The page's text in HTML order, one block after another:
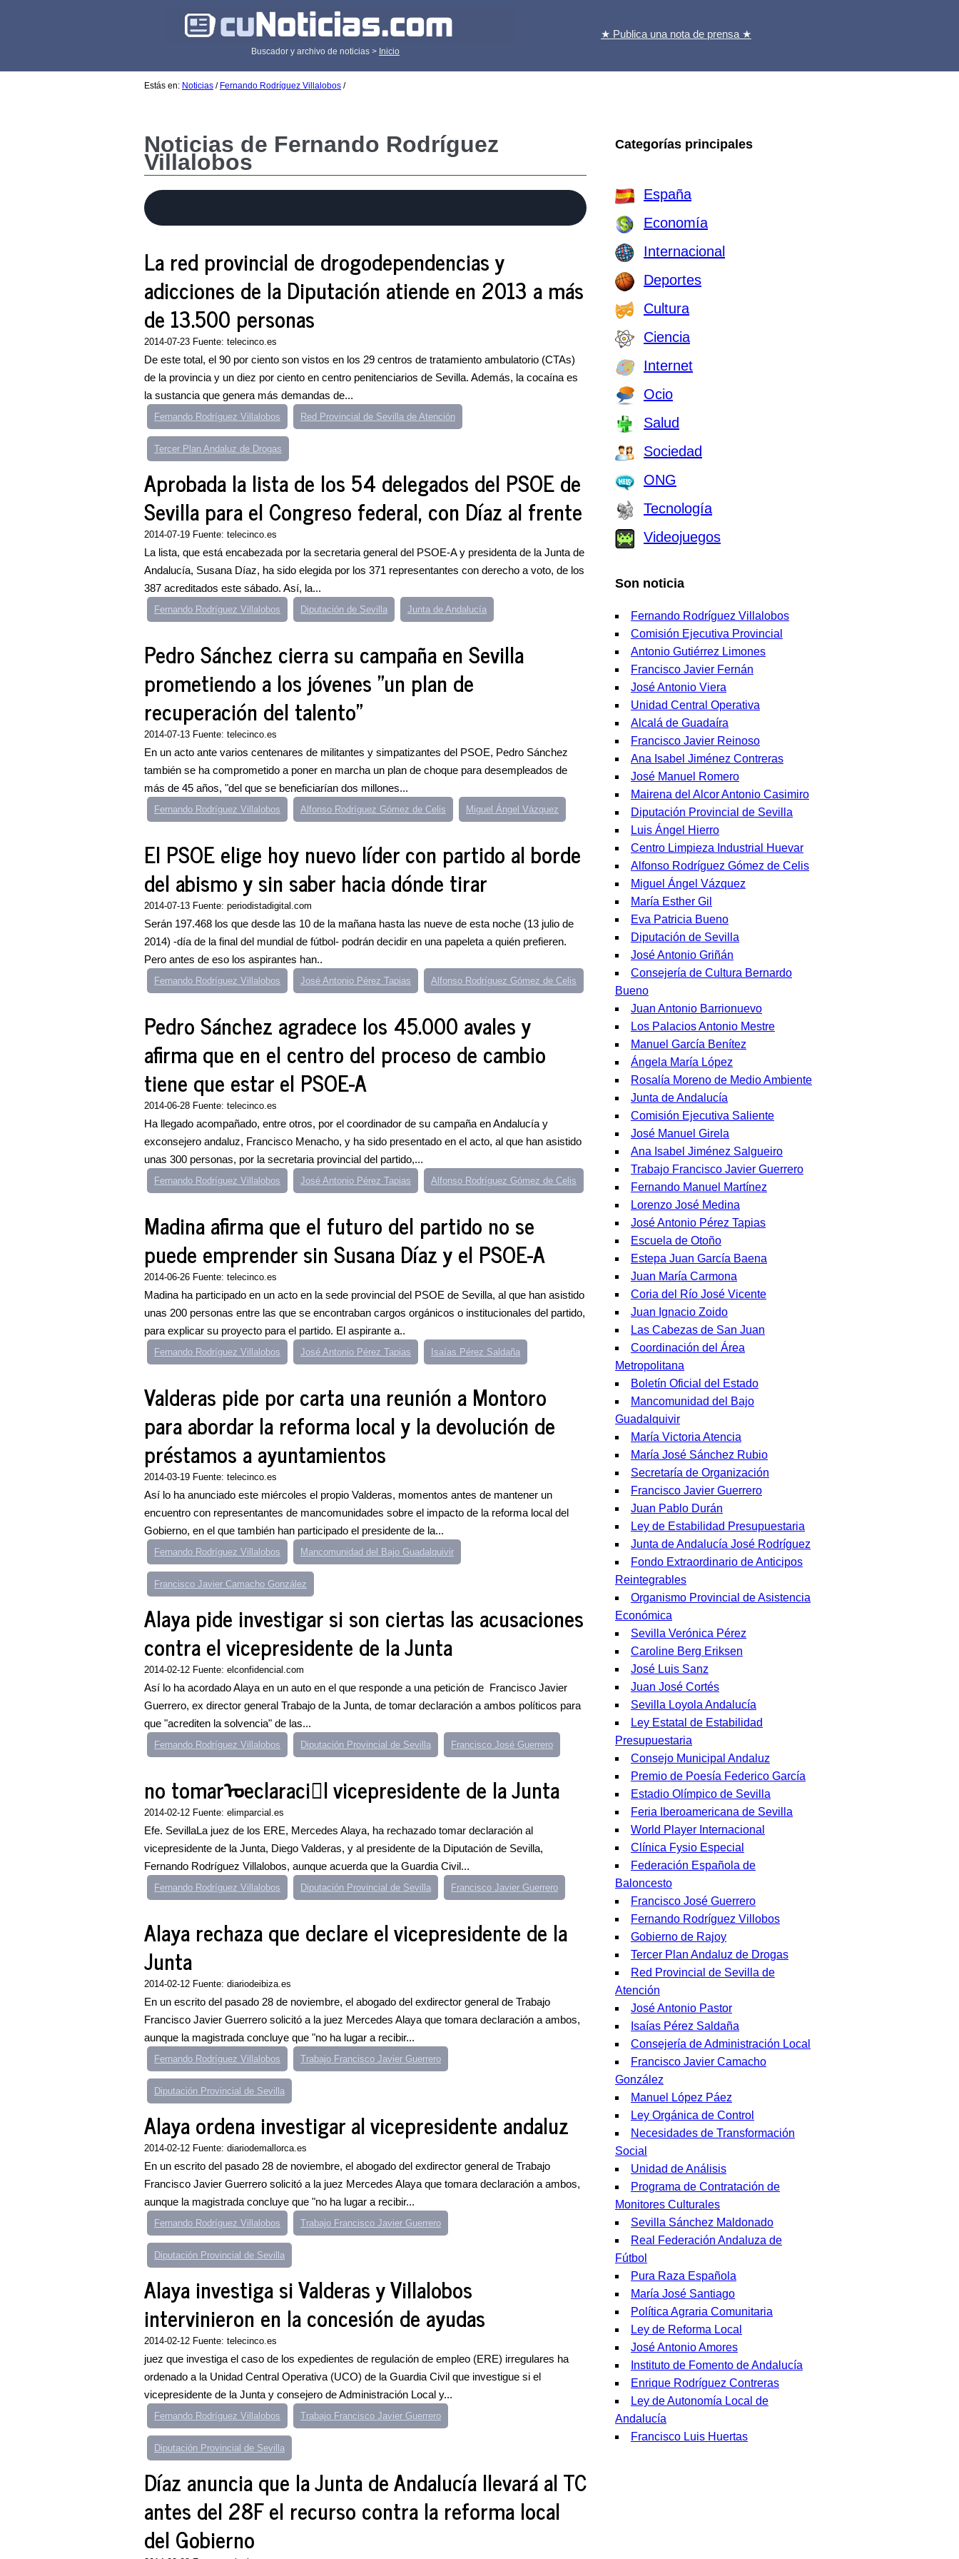
Buscador y archivo de noticias > Inicio
★ Publica una nota de prensa ★
Estás en: Noticias / Fernando Rodríguez Villalobos /
Noticias de Fernando Rodríguez
Villalobos
La red provincial de drogodependencias y
adicciones de la Diputación atiende en 2013 a más
de 13.500 personas
2014-07-23 Fuente: telecinco.es
De este total, el 90 por ciento son vistos en los 29 centros de tratamiento ambulatorio (CTAs)
de la provincia y un diez por ciento en centro penitenciarios de Sevilla. Además, la cocaína es
la sustancia que genera más demandas de...
Fernando Rodríguez Villalobos Red Provincial de Sevilla de Atención
Tercer Plan Andaluz de Drogas
Aprobada la lista de los 54 delegados del PSOE de
Sevilla para el Congreso federal, con Díaz al frente
2014-07-19 Fuente: telecinco.es
La lista, que está encabezada por la secretaria general del PSOE-A y presidenta de la Junta de
Andalucía, Susana Díaz, ha sido elegida por los 371 representantes con derecho a voto, de los
387 acreditados este sábado. Así, la...
Fernando Rodríguez Villalobos Diputación de Sevilla Junta de Andalucía
Pedro Sánchez cierra su campaña en Sevilla
prometiendo a los jóvenes "un plan de
recuperación del talento"
2014-07-13 Fuente: telecinco.es
En un acto ante varios centenares de militantes y simpatizantes del PSOE, Pedro Sánchez
también se ha comprometido a poner en marcha un plan de choque para desempleados de
más de 45 años, "del que se beneficiarían dos millones...
Fernando Rodríguez Villalobos Alfonso Rodríguez Gómez de Celis Miguel Ángel Vázquez
El PSOE elige hoy nuevo líder con partido al borde
del abismo y sin saber hacia dónde tirar
2014-07-13 Fuente: periodistadigital.com
Serán 197.468 los que desde las 10 de la mañana hasta las nueve de esta noche (13 julio de
2014) -día de la final del mundial de fútbol- podrán decidir en una papeleta a quién prefieren.
Pero antes de eso los aspirantes han..
Fernando Rodríguez Villalobos José Antonio Pérez Tapias Alfonso Rodríguez Gómez de Celis
Pedro Sánchez agradece los 45.000 avales y
afirma que en el centro del proceso de cambio
tiene que estar el PSOE-A
2014-06-28 Fuente: telecinco.es
Ha llegado acompañado, entre otros, por el coordinador de su campaña en Andalucía y
exconsejero andaluz, Francisco Menacho, y ha sido presentado en el acto, al que han asistido
unas 300 personas, por la secretaria provincial del partido,...
Fernando Rodríguez Villalobos José Antonio Pérez Tapias Alfonso Rodríguez Gómez de Celis
Madina afirma que el futuro del partido no se
puede emprender sin Susana Díaz y el PSOE-A
2014-06-26 Fuente: telecinco.es
Madina ha participado en un acto en la sede provincial del PSOE de Sevilla, al que han asistido
unas 200 personas entre las que se encontraban cargos orgánicos o institucionales del partido,
para explicar su proyecto para el partido. El aspirante a..
Fernando Rodríguez Villalobos José Antonio Pérez Tapias Isaías Pérez Saldaña
Valderas pide por carta una reunión a Montoro
para abordar la reforma local y la devolución de
préstamos a ayuntamientos
2014-03-19 Fuente: telecinco.es
Así lo ha anunciado este miércoles el propio Valderas, momentos antes de mantener un
encuentro con representantes de mancomunidades sobre el impacto de la reforma local del
Gobierno, en el que también han participado el presidente de la...
Fernando Rodríguez Villalobos Mancomunidad del Bajo Guadalquivir
Francisco Javier Camacho González
Alaya pide investigar si son ciertas las acusaciones
contra el vicepresidente de la Junta
2014-02-12 Fuente: elconfidencial.com
Así lo ha acordado Alaya en un auto en el que responde a una petición de Francisco Javier
Guerrero, ex director general Trabajo de la Junta, de tomar declaración a ambos políticos para
que "acrediten la solvencia" de las...
Fernando Rodríguez Villalobos Diputación Provincial de Sevilla Francisco José Guerrero
no tomarᠤeclaraci󮠡l vicepresidente de la Junta
2014-02-12 Fuente: elimparcial.es
Efe. SevillaLa juez de los ERE, Mercedes Alaya, ha rechazado tomar declaración al
vicepresidente de la Junta, Diego Valderas, y al presidente de la Diputación de Sevilla,
Fernando Rodríguez Villalobos, aunque acuerda que la Guardia Civil...
Fernando Rodríguez Villalobos Diputación Provincial de Sevilla Francisco Javier Guerrero
Alaya rechaza que declare el vicepresidente de la
Junta
2014-02-12 Fuente: diariodeibiza.es
En un escrito del pasado 28 de noviembre, el abogado del exdirector general de Trabajo
Francisco Javier Guerrero solicitó a la juez Mercedes Alaya que tomara declaración a ambos,
aunque la magistrada concluye que "no ha lugar a recibir...
Fernando Rodríguez Villalobos Trabajo Francisco Javier Guerrero
Diputación Provincial de Sevilla
Alaya ordena investigar al vicepresidente andaluz
2014-02-12 Fuente: diariodemallorca.es
En un escrito del pasado 28 de noviembre, el abogado del exdirector general de Trabajo
Francisco Javier Guerrero solicitó a la juez Mercedes Alaya que tomara declaración a ambos,
aunque la magistrada concluye que "no ha lugar a recibir...
Fernando Rodríguez Villalobos Trabajo Francisco Javier Guerrero
Diputación Provincial de Sevilla
Alaya investiga si Valderas y Villalobos
intervinieron en la concesión de ayudas
2014-02-12 Fuente: telecinco.es
juez que investiga el caso de los expedientes de regulación de empleo (ERE) irregulares ha
ordenado a la Unidad Central Operativa (UCO) de la Guardia Civil que investigue si el
vicepresidente de la Junta y consejero de Administración Local y...
Fernando Rodríguez Villalobos Trabajo Francisco Javier Guerrero
Diputación Provincial de Sevilla
Díaz anuncia que la Junta de Andalucía llevará al TC
antes del 28F el recurso contra la reforma local
del Gobierno
Categorías principales
España
Economía
Internacional
Deportes
Cultura
Ciencia
Internet
Ocio
Salud
Sociedad
ONG
Tecnología
Videojuegos
Son noticia
Fernando Rodríguez Villalobos
Comisión Ejecutiva Provincial
Antonio Gutiérrez Limones
Francisco Javier Fernán
José Antonio Viera
Unidad Central Operativa
Alcalá de Guadaíra
Francisco Javier Reinoso
Ana Isabel Jiménez Contreras
José Manuel Romero
Mairena del Alcor Antonio Casimiro
Diputación Provincial de Sevilla
Luis Ángel Hierro
Centro Limpieza Industrial Huevar
Alfonso Rodríguez Gómez de Celis
Miguel Ángel Vázquez
María Esther Gil
Eva Patricia Bueno
Diputación de Sevilla
José Antonio Griñán
Consejería de Cultura Bernardo
Bueno
Juan Antonio Barrionuevo
Los Palacios Antonio Mestre
Manuel García Benítez
Ángela María López
Rosalía Moreno de Medio Ambiente
Junta de Andalucía
Comisión Ejecutiva Saliente
José Manuel Girela
Ana Isabel Jiménez Salgueiro
Trabajo Francisco Javier Guerrero
Fernando Manuel Martínez
Lorenzo José Medina
José Antonio Pérez Tapias
Escuela de Otoño
Estepa Juan García Baena
Juan María Carmona
Coria del Río José Vicente
Juan Ignacio Zoido
Las Cabezas de San Juan
Coordinación del Área
Metropolitana
Boletín Oficial del Estado
Mancomunidad del Bajo
Guadalquivir
María Victoria Atencia
María José Sánchez Rubio
Secretaría de Organización
Francisco Javier Guerrero
Juan Pablo Durán
Ley de Estabilidad Presupuestaria
Junta de Andalucía José Rodríguez
Fondo Extraordinario de Anticipos
Reintegrables
Organismo Provincial de Asistencia
Económica
Sevilla Verónica Pérez
Caroline Berg Eriksen
José Luis Sanz
Juan José Cortés
Sevilla Loyola Andalucía
Ley Estatal de Estabilidad
Presupuestaria
Consejo Municipal Andaluz
Premio de Poesía Federico García
Estadio Olímpico de Sevilla
Feria Iberoamericana de Sevilla
World Player Internacional
Clínica Fysio Especial
Federación Española de
Baloncesto
Francisco José Guerrero
Fernando Rodríguez Villobos
Gobierno de Rajoy
Tercer Plan Andaluz de Drogas
Red Provincial de Sevilla de
Atención
José Antonio Pastor
Isaías Pérez Saldaña
Consejería de Administración Local
Francisco Javier Camacho
González
Manuel López Páez
Ley Orgánica de Control
Necesidades de Transformación
Social
Unidad de Análisis
Programa de Contratación de
Monitores Culturales
Sevilla Sánchez Maldonado
Real Federación Andaluza de
Fútbol
Pura Raza Española
María José Santiago
Política Agraria Comunitaria
Ley de Reforma Local
José Antonio Amores
Instituto de Fomento de Andalucía
Enrique Rodríguez Contreras
Ley de Autonomía Local de
Andalucía
Francisco Luis Huertas